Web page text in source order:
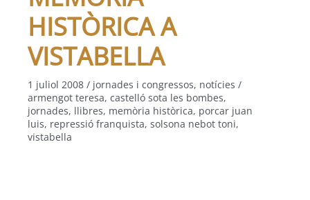
HISTÒRICA A
VISTABELLA
1 juliol 2008 / jornades i congressos, notícies /
armengot teresa, castelló sota les bombes,
jornades, llibres, memòria històrica, porcar juan
luis, repressió franquista, solsona nebot toni,
vistabella